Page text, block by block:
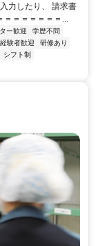
力したり、 請求書
＝＝＝＝＝＝＝...
ー歓迎
学歴不問
経験者歓迎
研修あり
シフト制